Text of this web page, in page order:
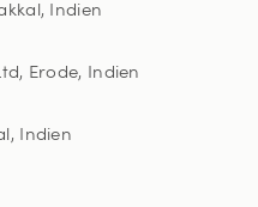
Indien
Erode, Indien
Indien